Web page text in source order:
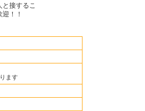
接するこ
！！
ます